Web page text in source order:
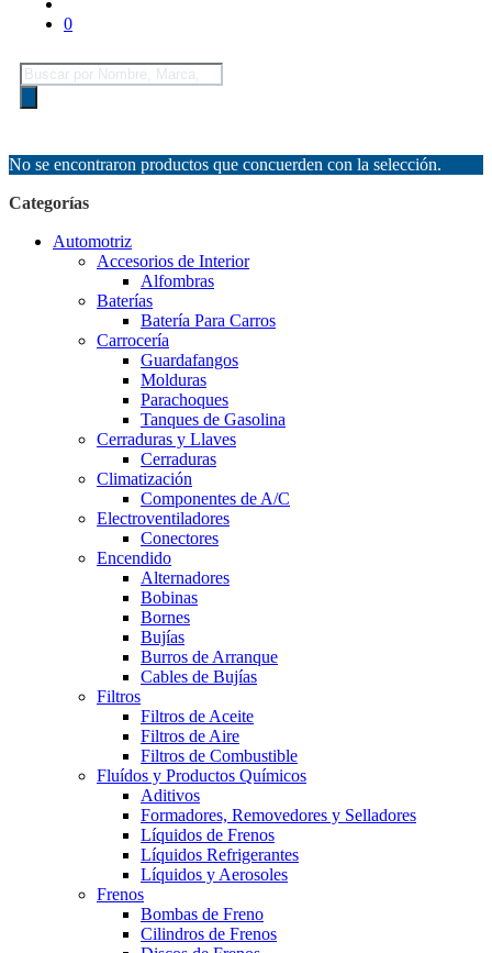
0
Búsqueda
de
productos
No se encontraron productos que concuerden con la selección.
Categorías
Automotriz
Accesorios de Interior
Alfombras
Baterías
Batería Para Carros
Carrocería
Guardafangos
Molduras
Parachoques
Tanques de Gasolina
Cerraduras y Llaves
Cerraduras
Climatización
Componentes de A/C
Electroventiladores
Conectores
Encendido
Alternadores
Bobinas
Bornes
Bujías
Burros de Arranque
Cables de Bujías
Filtros
Filtros de Aceite
Filtros de Aire
Filtros de Combustible
Fluídos y Productos Químicos
Aditivos
Formadores, Removedores y Selladores
Líquidos de Frenos
Líquidos Refrigerantes
Líquidos y Aerosoles
Frenos
Bombas de Freno
Cilindros de Frenos